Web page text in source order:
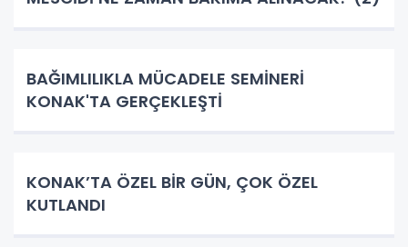
BAĞIMLILIKLA MÜCADELE SEMİNERİ
KONAK'TA GERÇEKLEŞTİ
KONAK’TA ÖZEL BİR GÜN, ÇOK ÖZEL
KUTLANDI